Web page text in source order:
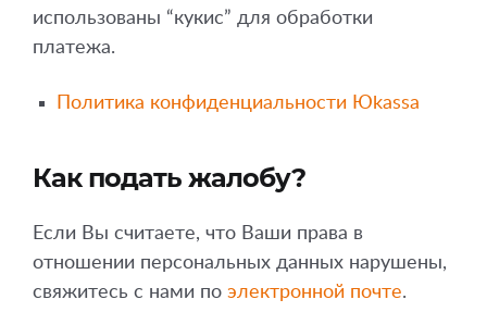
использованы “кукис” для обработки
платежа.
Политика конфиденциальности Юkassa
Как подать жалобу?
Если Вы считаете, что Ваши права в
отношении персональных данных нарушены,
свяжитесь с нами по электронной почте.